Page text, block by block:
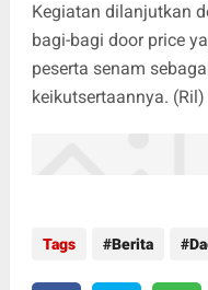
Kegiatan dilanjutkan
bagi-bagi door price
peserta senam
keikutsertaannya. (Ril)
Tags Berita